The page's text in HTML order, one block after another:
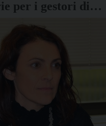
per i gestori di
assistenziali e socio-